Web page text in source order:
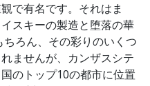
で有名です。それはま
スキーの製造と堕落の華
ろん、その彩りのいくつ
ませんが、カンザスシテ
のトップ10の都市に位置